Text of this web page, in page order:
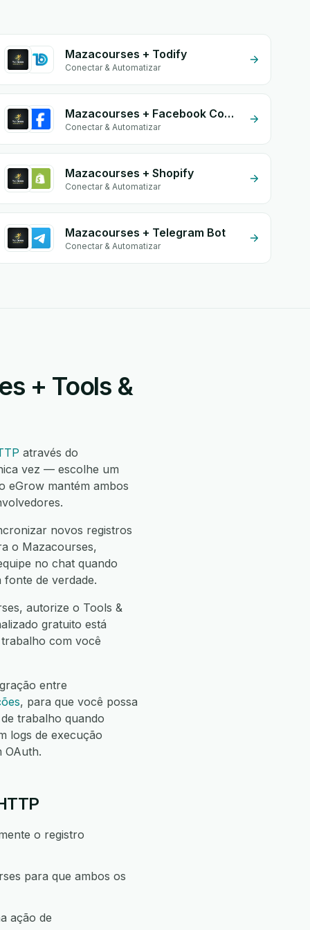
Mazacourses + Todify
Conectar & Automatizar
Mazacourses + Facebook Commerce
Conectar & Automatizar
Mazacourses + Shopify
Conectar & Automatizar
Mazacourses + Telegram Bot
Conectar & Automatizar
+ Tools &
através do
vez — escolhe um
eGrow mantém ambos
novos registros
o Mazacourses,
no chat quando
fonte de verdade.
autorize o Tools &
gratuito está
com você
entre
, para que você possa
trabalho quando
logs de execução
OAuth.
o registro
para que ambos os
ação de